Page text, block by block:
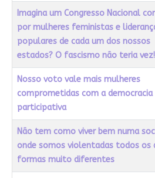
Imagina um Congresso Nacional
por mulheres feministas e
populares de cada um dos nossos
estados? O fascismo não teria vez!
Nosso voto vale mais mulheres
comprometidas com a democracia
participativa
Não tem como viver bem numa
onde somos violentadas todos os
formas muito diferentes